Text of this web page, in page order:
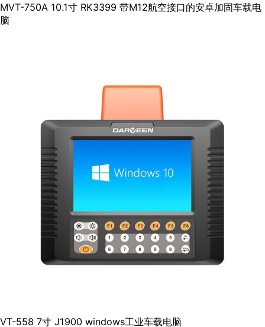
MVT-750A 10.1寸 RK3399 带M12航空接口的安卓加固车载电
脑
VT-558 7寸 J1900 windows工业车载电脑